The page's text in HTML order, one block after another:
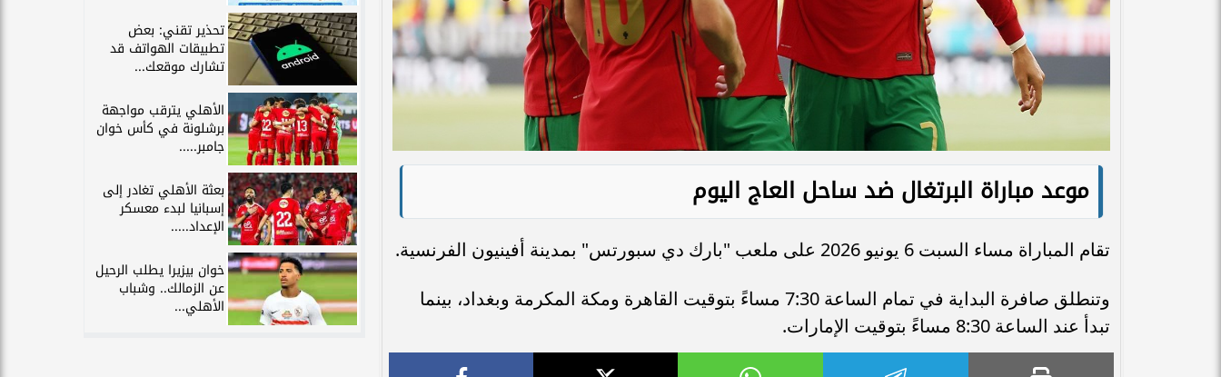
موعد مباراة البرتغال ضد ساحل العاج اليوم
تقام المباراة مساء السبت 6 يونيو 2026 على ملعب "بارك دي سبورتس" بمدينة أفينيون الفرنسية.
وتنطلق صافرة البداية في تمام الساعة 7:30 مساءً بتوقيت القاهرة ومكة المكرمة وبغداد، بينما
تبدأ عند الساعة 8:30 مساءً بتوقيت الإمارات.
تحذير تقني: بعض
تطبيقات الهواتف قد
تشارك موقعك...
الأهلي يترقب مواجهة
برشلونة في كأس خوان
جامبر.....
بعثة الأهلي تغادر إلى
إسبانيا لبدء معسكر
الإعداد.....
خوان بيزيرا يطلب الرحيل
عن الزمالك.. وشباب
الأهلي...